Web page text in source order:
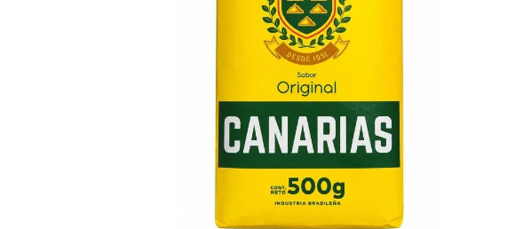
8º
alumínio circular
9º
melken
10º chocolate